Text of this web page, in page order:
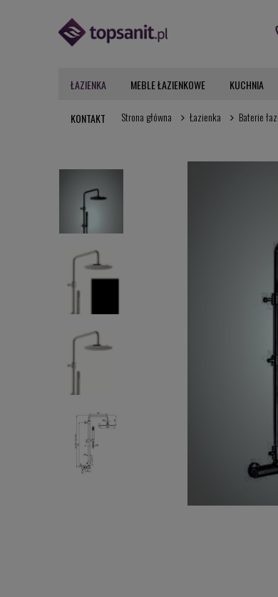
ŁAZIENKA MEBLE ŁAZIENKOWE KUCHNIA
KONTAKT Strona główna Łazienka Baterie